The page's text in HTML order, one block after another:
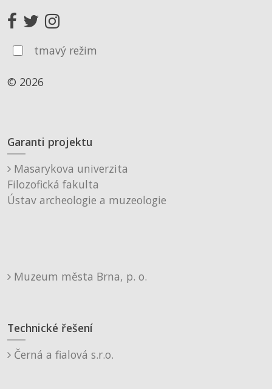
tmavý režim
© 2026
Garanti projektu
Masarykova univerzita
Filozofická fakulta
Ústav archeologie a muzeologie
Muzeum města Brna, p. o.
Technické řešení
Černá a fialová s.r.o.